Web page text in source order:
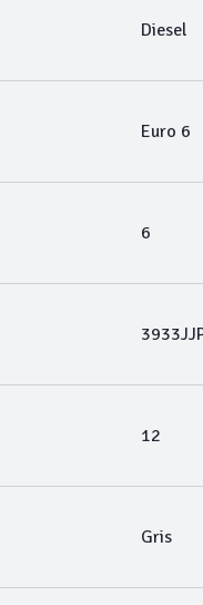
Diesel
Euro 6
6
12
Gris